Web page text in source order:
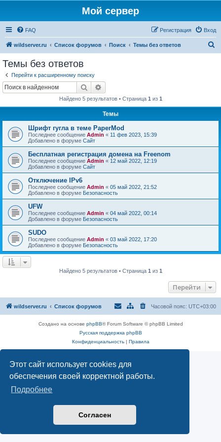
Этот сайт использует cookies для
обеспечения своей корректной работы.
Подробнее
Согласен
Мой сервер
FAQ Вход
Регистрация
wildserver.ru Список форумов Поиск Темы без ответов
Темы без ответов
Перейти к расширенному поиску
Поиск
Найдено 5 результатов • Страница 1 из 1
Темы
Шрифт гугла в теме PaperMod
Последнее сообщение Admin « 11 фев 2023, 15:39
Добавлено в форуме Сайт
Бесплатная регистрация домена на Freenom
Последнее сообщение Admin « 12 май 2022, 12:19
Добавлено в форуме Сайт
Отключение IPv6
Последнее сообщение Admin « 05 май 2022, 21:52
Добавлено в форуме Безопасность
UFW
Последнее сообщение Admin « 04 май 2022, 00:14
Добавлено в форуме Безопасность
SUDO
Последнее сообщение Admin « 03 май 2022, 17:20
Добавлено в форуме Безопасность
Найдено 5 результатов • Страница 1 из 1
Перейти
wildserver.ru Список форумов Часовой пояс: UTC+03:00
Создано на основе phpBB® Forum Software © phpBB Limited
Русская поддержка phpBB
Конфиденциальность| Правила